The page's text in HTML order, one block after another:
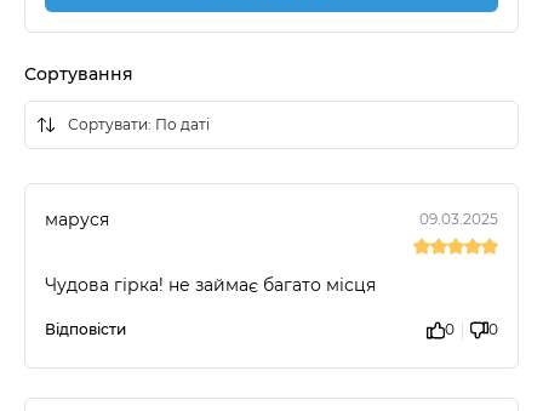
Сортування
маруся 09.03.2025
Чудова гірка! не займає багато місця
Відповісти 0 0